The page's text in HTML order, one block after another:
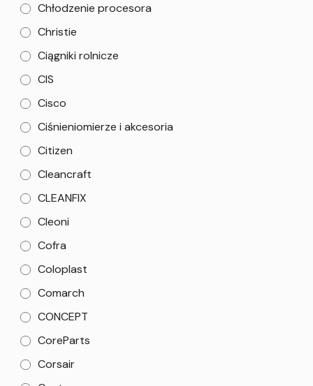
Chłodzenie procesora
Christie
Ciągniki rolnicze
CIS
Cisco
Ciśnieniomierze i akcesoria
Citizen
Cleancraft
CLEANFIX
Cleoni
Cofra
Coloplast
Comarch
CONCEPT
CoreParts
Corsair